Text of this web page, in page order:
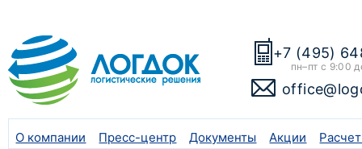
+7 (495)
пн–пт с 9:00
О компании Пресс-центр Документы Акции